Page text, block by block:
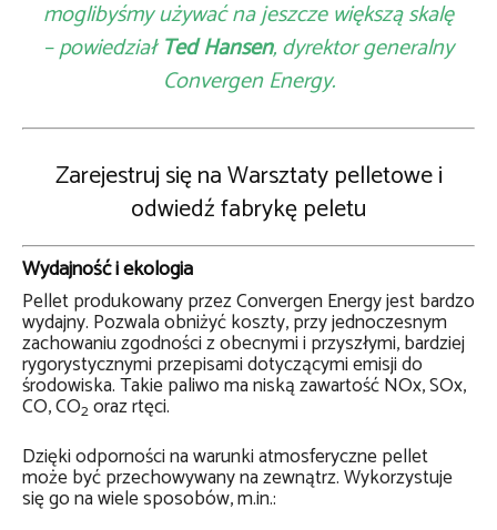
moglibyśmy używać na jeszcze większą skalę
– powiedziałTed Hansen, dyrektor generalny
Convergen Energy.
Zarejestruj się na Warsztaty pelletowe i
odwiedź fabrykę peletu
Wydajność i ekologia
Pellet produkowany przez Convergen Energy jest bardzo
wydajny. Pozwala obniżyć koszty, przy jednoczesnym
zachowaniu zgodności z obecnymi i przyszłymi, bardziej
rygorystycznymi przepisami dotyczącymi emisji do
środowiska. Takie paliwoma niską zawartość NOx, SOx,
CO, CO2oraz rtęci.
Dziękiodporności na warunki atmosferyczne pellet
może być przechowywany na zewnątrz.Wykorzystuje
się go na wiele sposobów, m.in.: